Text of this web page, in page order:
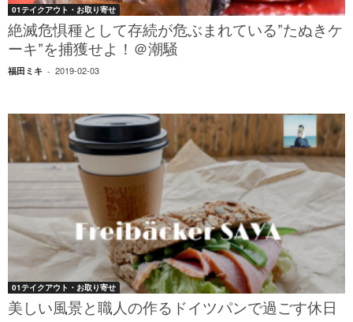
01テイクアウト・お取り寄せ
絶滅危惧種として存続が危ぶまれている”たぬきケ
ーキ”を捕獲せよ！＠潮騒
福田ミキ - 2019-02-03
01テイクアウト・お取り寄せ
美しい風景と職人の作るドイツパンで過ごす休日